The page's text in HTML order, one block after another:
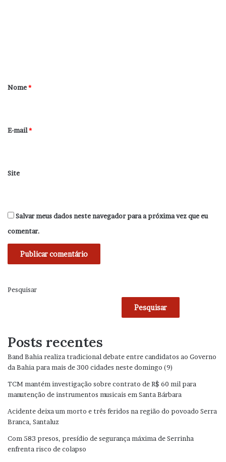
r
*
Nome*
E-mail*
Site
Salvar meus dados neste navegador para a próxima vez que eu
comentar.
Pesquisar
Pesquisar
Posts recentes
Band Bahia realiza tradicional debate entre candidatos ao Governo
da Bahia para mais de 300 cidades neste domingo (9)
TCM mantém investigação sobre contrato de R$ 60 mil para
manutenção de instrumentos musicais em Santa Bárbara
Acidente deixa um morto e três feridos na região do povoado Serra
Branca, Santaluz
Com 583 presos, presídio de segurança máxima de Serrinha
enfrenta risco de colapso